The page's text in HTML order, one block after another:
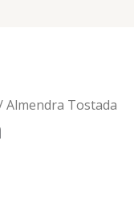
Almendra Tostada